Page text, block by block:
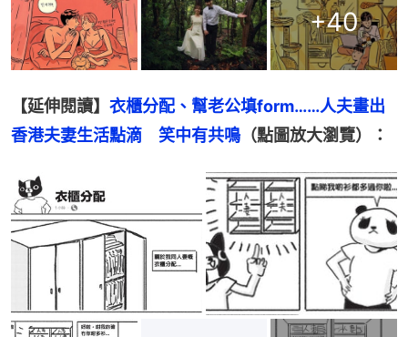
+40
【延伸閱讀】 衣櫃分配、幫老公填form……人夫畫出
香港夫妻生活點滴　笑中有共鳴 （點圖放大瀏覽）：